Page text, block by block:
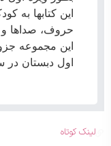
این کتابها به
حروف، صداها و
این مجموعه
اول دبستان در
لینک کوتاه